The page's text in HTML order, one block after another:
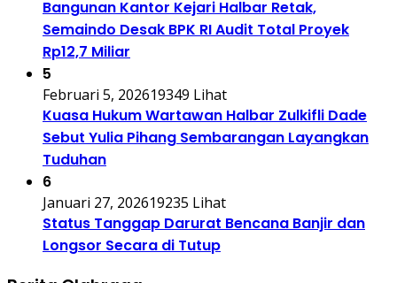
Bangunan Kantor Kejari Halbar Retak,
Semaindo Desak BPK RI Audit Total Proyek
Rp12,7 Miliar
5
Februari 5, 202619349 Lihat
Kuasa Hukum Wartawan Halbar Zulkifli Dade
Sebut Yulia Pihang Sembarangan Layangkan
Tuduhan
6
Januari 27, 202619235 Lihat
Status Tanggap Darurat Bencana Banjir dan
Longsor Secara di Tutup